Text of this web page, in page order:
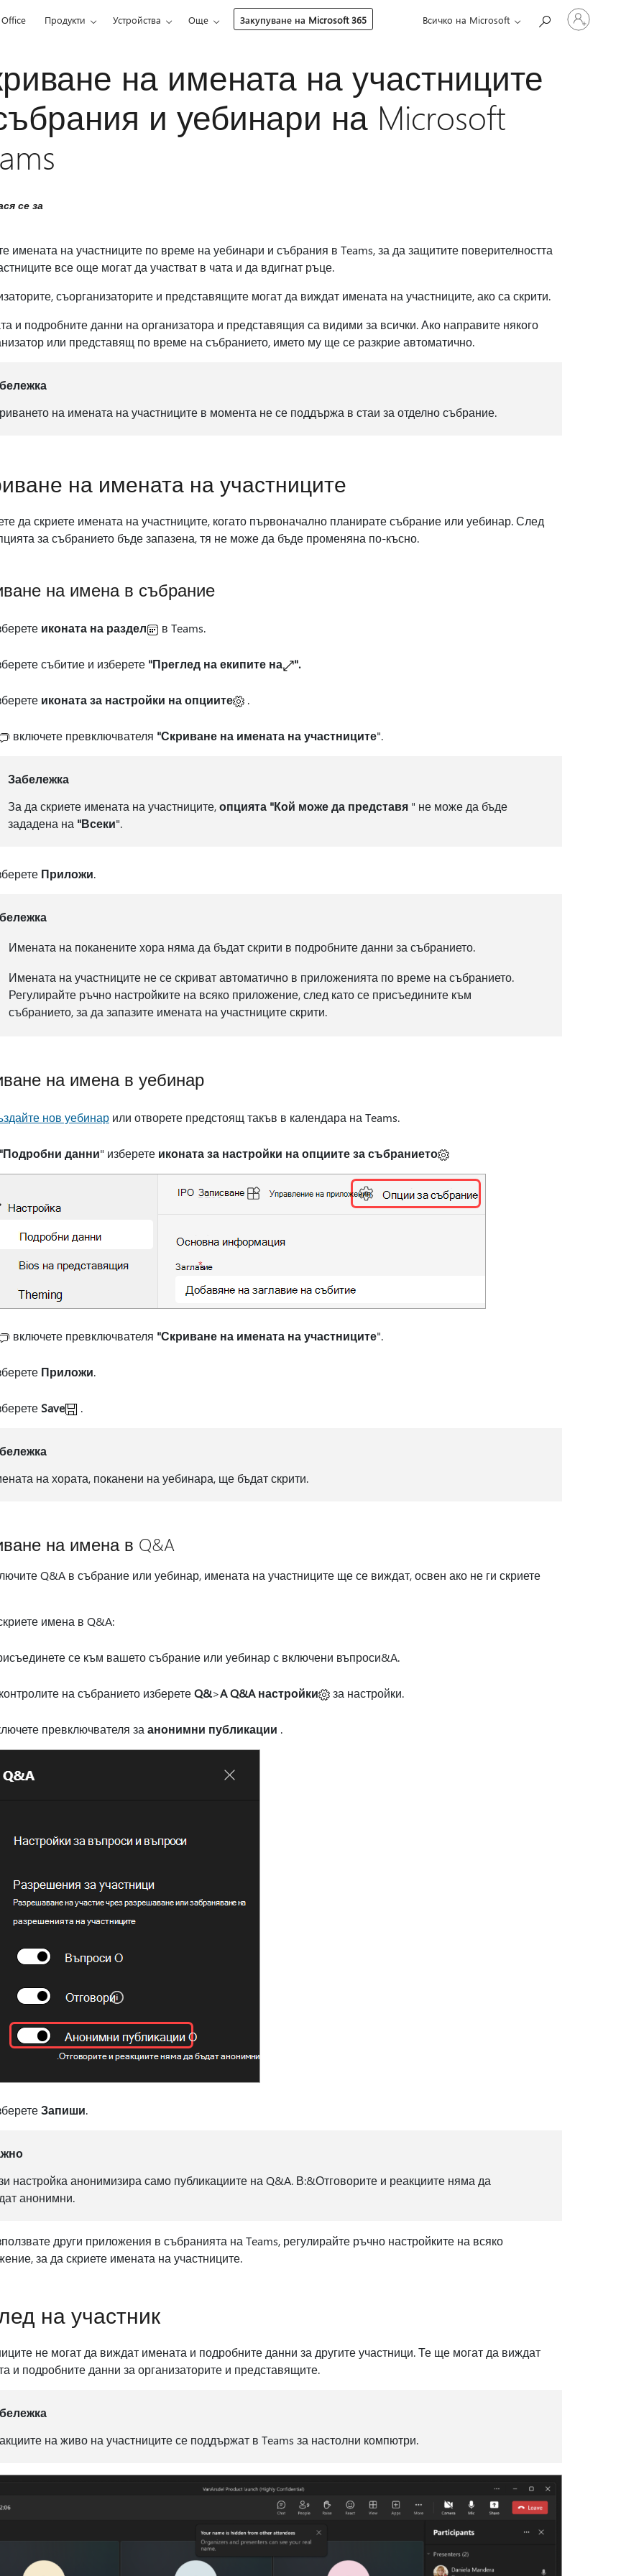
Office Продукти Устройства Още Закупуване на Microsoft 365 Всичко на Microsoft
Влезте
във
вашия
на имената на участниците
и уебинари на Microsoft
се за
имената на участниците по време на уебинари и събрания в Teams, за да защитите поверителността
все още могат да участват в чата и да вдигнат ръце.
съорганизаторите и представящите могат да виждат имената на участниците, ако са скрити.
и подробните данни на организатора и представящия са видими за всички. Ако направите някого
или представящ по време на събранието, името му ще се разкрие автоматично.
на имената на участниците в момента не се поддържа в стаи за отделно събрание.
на имената на участниците
да скриете имената на участниците, когато първоначално планирате събрание или уебинар. След
за събранието бъде запазена, тя не може да бъде променяна по-късно.
на имена в събрание
иконата на раздел в Teams.
събитие и изберете "Преглед на екипите на ".
иконата за настройки на опциите .
включете превключвателя "Скриване на имената на участниците".
Забележка
За да скриете имената на участниците,опцията "Кой може да представя" не може да бъде
зададена на "Всеки".
Приложи.
Имената на поканените хора няма да бъдат скрити в подробните данни за събранието.
Имената на участниците не се скриват автоматично в приложенията по време на събранието.
Регулирайте ръчно настройките на всяко приложение, след като се присъедините към
събранието, за да запазите имената на участниците скрити.
на имена в уебинар
нов уебинар или отворете предстоящ такъв в календара на Teams.
"Подробни данни" изберете иконата за настройки на опциите за събранието
включете превключвателя "Скриване на имената на участниците".
Приложи.
Save .
на хората, поканени на уебинара, ще бъдат скрити.
на имена в Q&A
Q&A в събрание или уебинар, имената на участниците ще се виждат, освен ако не ги скриете
имена в Q&A:
се към вашето събрание или уебинар с включени въпроси&A.
на събранието изберетеQ&>A Q&A настройки за настройки.
превключвателя за анонимни публикации .
Запиши.
настройка анонимизира само публикациите на Q&A. В:&Отговорите и реакциите няма да
анонимни.
други приложения в събранията на Teams, регулирайте ръчно настройките на всяко
за да скриете имената на участниците.
на участник
не могат да виждат имената и подробните данни за другите участници. Те ще могат да виждат
и подробните данни за организаторите и представящите.
на живо на участниците се поддържат в Teams за настолни компютри.